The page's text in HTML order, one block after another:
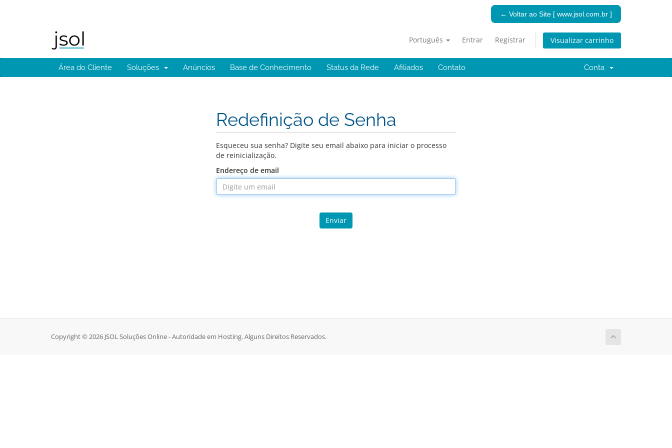
← Voltar ao Site [ www.jsol.com.br ]
Português Entrar Registrar Visualizar carrinho
Área do Cliente Soluções Anúncios Base de Conhecimento Status da Rede Afiliados Contato Conta
Redefinição de Senha
Esqueceu sua senha? Digite seu email abaixo para iniciar o processo
de reinicialização.
Endereço de email
Enviar
Copyright © 2026 JSOL Soluções Online - Autoridade em Hosting. Alguns Direitos Reservados.